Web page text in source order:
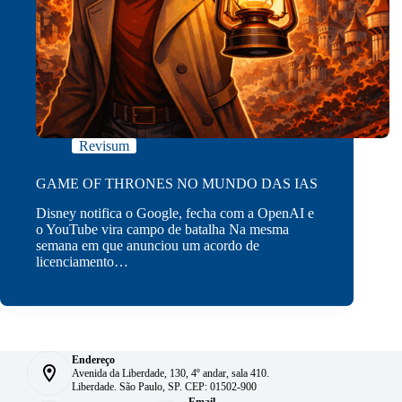
Revisum
GAME OF THRONES NO MUNDO DAS IAS
Disney notifica o Google, fecha com a OpenAI e
o YouTube vira campo de batalha Na mesma
semana em que anunciou um acordo de
licenciamento…
Endereço
Avenida da Liberdade, 130, 4º andar, sala 410.
Liberdade. São Paulo, SP. CEP: 01502-900